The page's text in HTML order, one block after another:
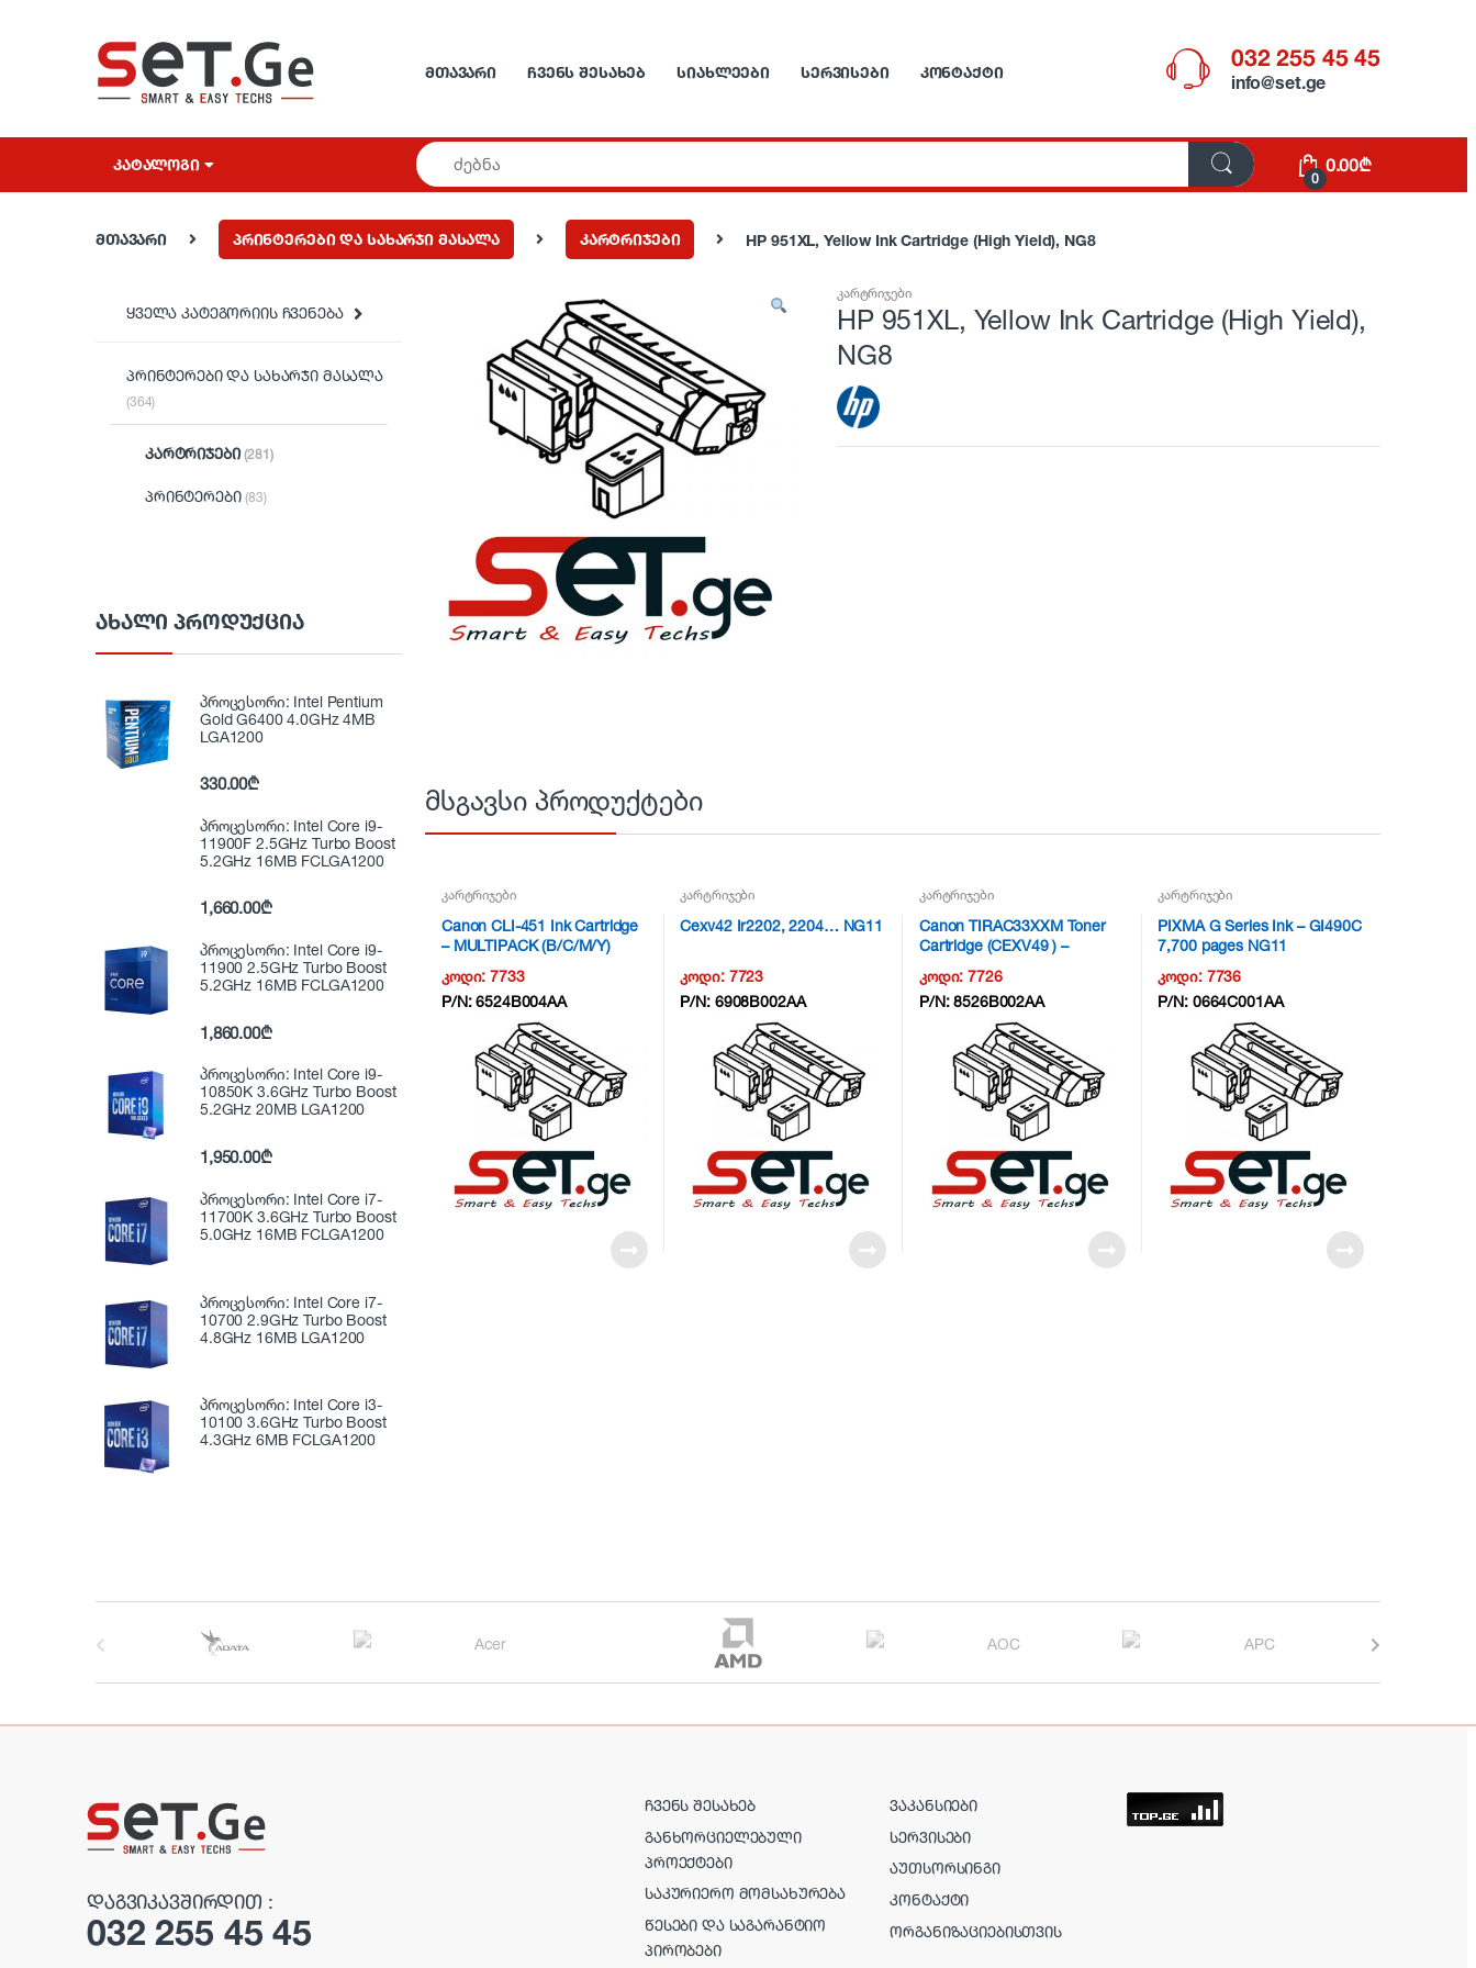
ᲛᲗᲐᲕᲐᲠᲘ ᲩᲕᲔᲜᲡ ᲨᲔᲡᲐᲮᲔᲑ ᲡᲘᲐᲮᲚᲔᲔᲑᲘ ᲡᲔᲠᲕᲘᲡᲔᲑᲘ ᲙᲝᲜᲢᲐᲥᲢᲘ
032 255 45 45
info@set.ge
ᲙᲐᲢᲐᲚᲝᲒᲘ
0
0.00₾
მთავარი პრინტერები და სახარჯი მასალა კარტრიჯები HP 951XL, Yellow Ink Cartridge (High Yield), NG8
კარტრიჯები
HP 951XL, Yellow Ink Cartridge (High Yield),
NG8
მსგავსი პროდუქტები
კარტრიჯები
Canon CLI-451 Ink Cartridge
– MULTIPACK (B/C/M/Y)
კოდი:7733
P/N:6524B004AA
კარტრიჯები
Cexv42 Ir2202, 2204… NG11
კოდი: 7723
P/N: 6908B002AA
კარტრიჯები
Canon TIRAC33XXM Toner
Cartridge (CEXV49 ) –
კოდი:7726
P/N:8526B002AA
კარტრიჯები
PIXMA G Series Ink – GI490C
7,700 pages NG11
კოდი: 7736
P/N: 0664C001AA
ყველა კატეგორიის ჩვენება
პრინტერები და სახარჯი მასალა
(364)
კარტრიჯები(281)
პრინტერები(83)
ᲐᲮᲐᲚᲘ ᲞᲠᲝᲓᲣᲥᲪᲘᲐ
პროცესორი: Intel Pentium
Gold G6400 4.0GHz 4MB
LGA1200
330.00₾
პროცესორი: Intel Core i9-
11900F 2.5GHz Turbo Boost
5.2GHz 16MB FCLGA1200
1,660.00₾
პროცესორი: Intel Core i9-
11900 2.5GHz Turbo Boost
5.2GHz 16MB FCLGA1200
1,860.00₾
პროცესორი: Intel Core i9-
10850K 3.6GHz Turbo Boost
5.2GHz 20MB LGA1200
1,950.00₾
პროცესორი: Intel Core i7-
11700K 3.6GHz Turbo Boost
5.0GHz 16MB FCLGA1200
პროცესორი: Intel Core i7-
10700 2.9GHz Turbo Boost
4.8GHz 16MB LGA1200
პროცესორი: Intel Core i3-
10100 3.6GHz Turbo Boost
4.3GHz 6MB FCLGA1200
ᲓᲐᲒᲕᲘᲙᲐᲕᲨᲘᲠᲓᲘᲗ :
032 255 45 45
ᲩᲕᲔᲜᲡ ᲨᲔᲡᲐᲮᲔᲑ
ᲒᲐᲜᲮᲝᲠᲪᲘᲔᲚᲔᲑᲣᲚᲘ
ᲞᲠᲝᲔᲥᲢᲔᲑᲘ
ᲡᲐᲙᲣᲠᲘᲔᲠᲝ ᲛᲝᲛᲡᲐᲮᲣᲠᲔᲑᲐ
ᲬᲔᲡᲔᲑᲘ ᲓᲐ ᲡᲐᲒᲐᲠᲐᲜᲢᲘᲝ
ᲞᲘᲠᲝᲑᲔᲑᲘ
ᲕᲐᲙᲐᲜᲡᲘᲔᲑᲘ
ᲡᲔᲠᲕᲘᲡᲔᲑᲘ
ᲐᲣᲗᲡᲝᲠᲡᲘᲜᲒᲘ
ᲙᲝᲜᲢᲐᲥᲢᲘ
ᲝᲠᲒᲐᲜᲘᲖᲐᲪᲘᲔᲑᲘᲡᲗᲕᲘᲡ